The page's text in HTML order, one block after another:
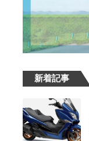
新着記事